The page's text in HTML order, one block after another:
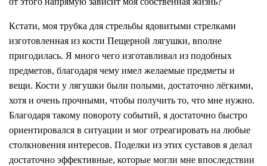
Кстати, моя трубка для стрельбы ядовитыми стрелками
изготовленная из кости Пещерной лягушки, вполне
пригодилась. Я много чего изготавливал из подобных
предметов, благодаря чему имел желаемые предметы и
вещи. Кости у лягушки были полыми, достаточно лёгкими,
хотя и очень прочными, чтобы получить то, что мне нужно.
Благодаря такому повороту событий, я достаточно быстро
ориентировался в ситуации и мог отреагировать на любые
столкновения интересов. Поделки из этих суставов я делал
достаточно эффективные, которые могли мне впоследствии